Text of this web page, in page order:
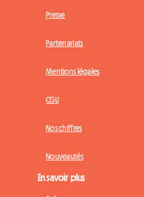
Presse
Partenariats
Mentions légales
CGU
Nos chiffres
Nouveautés
En savoir plus